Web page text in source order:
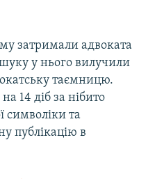
затримали адвоката
у нього вилучили
таємницю.
14 діб за нібито
символіки та
публікацію в